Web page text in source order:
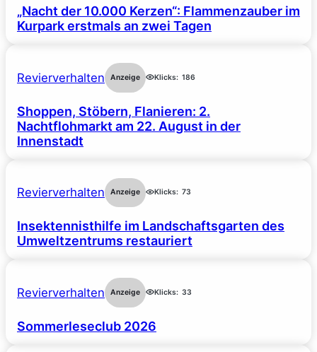
„Nacht der 10.000 Kerzen“: Flammenzauber im
Kurpark erstmals an zwei Tagen
Revierverhalten Anzeige Klicks: 186
Shoppen, Stöbern, Flanieren: 2.
Nachtflohmarkt am 22. August in der
Innenstadt
Revierverhalten Anzeige Klicks: 73
Insektennisthilfe im Landschaftsgarten des
Umweltzentrums restauriert
Revierverhalten Anzeige Klicks: 33
Sommerleseclub 2026